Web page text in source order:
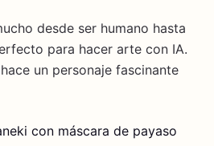
desde ser humano hasta
para hacer arte con IA.
un personaje fascinante
con máscara de payaso